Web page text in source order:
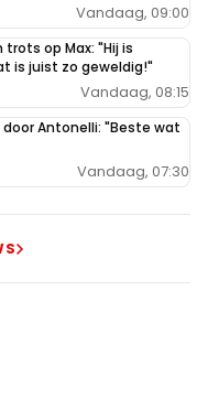
Vandaag, 09:00
op Max: "Hij is
is juist zo geweldig!"
Vandaag, 08:15
Antonelli: "Beste wat
Vandaag, 07:30